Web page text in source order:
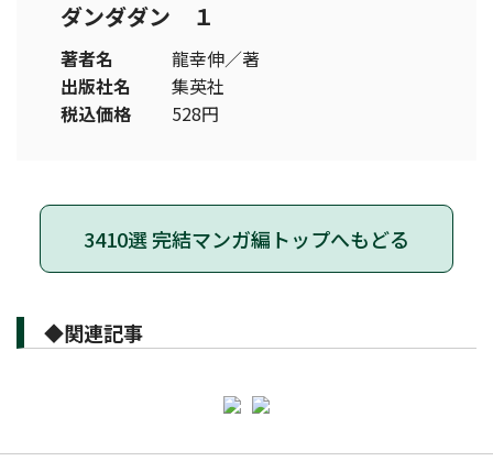
ダンダダン １
著者名
龍幸伸／著
出版社名
集英社
税込価格
528円
3410選 完結マンガ編トップへもどる
◆関連記事